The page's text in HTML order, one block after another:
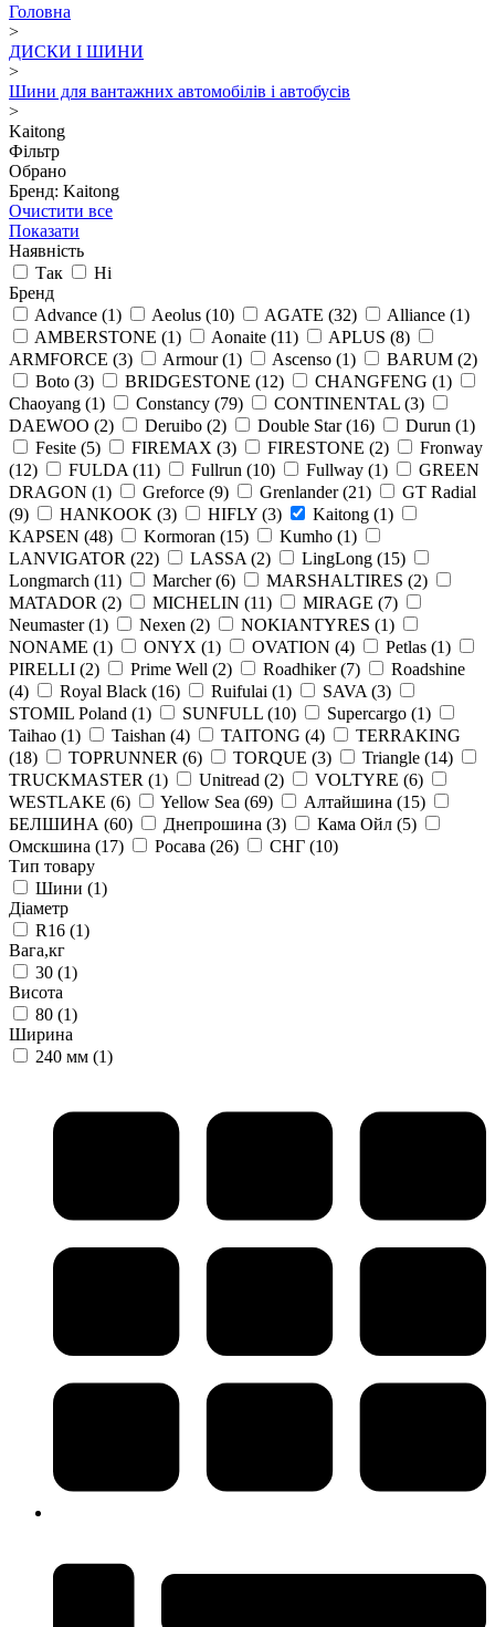
Головна
>
ДИСКИ І ШИНИ
>
Шини для вантажних автомобілів і автобусів
>
Kaitong
Фільтр
Обрано
Бренд: Kaitong
Очистити все
Показати
Наявність
Так
Ні
Бренд
Advance (1) Aeolus (10) AGATE (32) Alliance (1)
AMBERSTONE (1) Aonaite (11) APLUS (8)
ARMFORCE (3) Armour(1) Ascenso (1) BARUM (2)
Boto (3) BRIDGESTONE (12) CHANGFENG (1)
Chaoyang (1) Constancy (79) CONTINENTAL (3)
DAEWOO (2) Deruibo (2) Double Star(16) Durun (1)
Fesite (5) FIREMAX (3) FIRESTONE (2)
Fronway
(12)
FULDA (11) Fullrun (10) Fullway (1)
GREEN
DRAGON (1) Greforce (9) Grenlander(21)
GT Radial
(9)
HANKOOK (3) HIFLY (3) Kaitong (1)
KAPSEN (48) Kormoran (15) Kumho (1)
LANVIGATOR (22) LASSA (2) LingLong (15)
Longmarch (11) Marcher(6) MARSHALTIRES (2)
MATADOR (2) MICHELIN (11) MIRAGE (7)
Neumaster(1) Nexen (2) NOKIANTYRES (1)
NONAME (1) ONYX (1) OVATION (4) Petlas (1)
PIRELLI (2) Prime Well (2) Roadhiker(7)
Roadshine
(4)
Royal Black (16) Ruifulai (1) SAVA (3)
STOMIL Poland (1) SUNFULL (10) Supercargo (1)
Taihao (1) Taishan (4) TAITONG (4)
TERRAKING
(18)
TOPRUNNER (6) TORQUE (3) Triangle (14)
TRUCKMASTER (1) Unitread (2) VOLTYRE (6)
WESTLAKE (6) Yellow Sea (69) Алтайшина (15)
БЕЛШИНА (60) Днепрошина (3) Кама Ойл (5)
Омскшина (17) Росава (26) СНГ (10)
Тип товару
Шини (1)
Діаметр
R16 (1)
Вага,кг
30 (1)
Висота
80 (1)
Ширина
240 мм (1)